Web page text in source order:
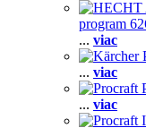
program
... viac
... viac
... viac